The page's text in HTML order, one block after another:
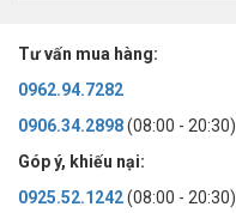
Tư vấn mua hàng:
0962.94.7282
0906.34.2898(08:00 - 20:30)
Góp ý, khiếu nại:
0925.52.1242(08:00 - 20:30)